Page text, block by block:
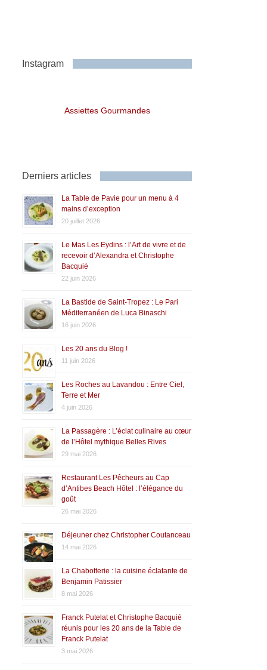
Instagram
Assiettes Gourmandes
Derniers articles
La Table de Pavie pour un menu à 4
mains d’exception
20 juillet 2026
Le Mas Les Eydins : l’Art de vivre et de
recevoir d’Alexandra et Christophe
Bacquié
22 juin 2026
La Bastide de Saint-Tropez : Le Pari
Méditerranéen de Luca Binaschi
16 juin 2026
Les 20 ans du Blog !
11 juin 2026
Les Roches au Lavandou : Entre Ciel,
Terre et Mer
4 juin 2026
La Passagère : L’éclat culinaire au cœur
de l’Hôtel mythique Belles Rives
29 mai 2026
Restaurant Les Pêcheurs au Cap
d’Antibes Beach Hôtel : l’élégance du
goût
26 mai 2026
Déjeuner chez Christopher Coutanceau
14 mai 2026
La Chabotterie : la cuisine éclatante de
Benjamin Patissier
8 mai 2026
Franck Putelat et Christophe Bacquié
réunis pour les 20 ans de la Table de
Franck Putelat
3 mai 2026